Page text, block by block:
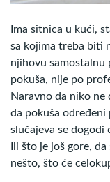
Ima sitnica u kući,
sa kojima treba biti
njihovu samostalnu
pokuša, nije po
Naravno da niko ne
da pokuša određeni
slučajeva se dogodi
Ili što je još gore,
nešto, što će